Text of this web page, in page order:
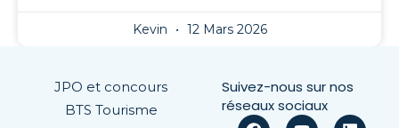
Kevin 12 Mars 2026
JPO et concours
BTS Tourisme
Suivez-nous sur nos
réseaux sociaux